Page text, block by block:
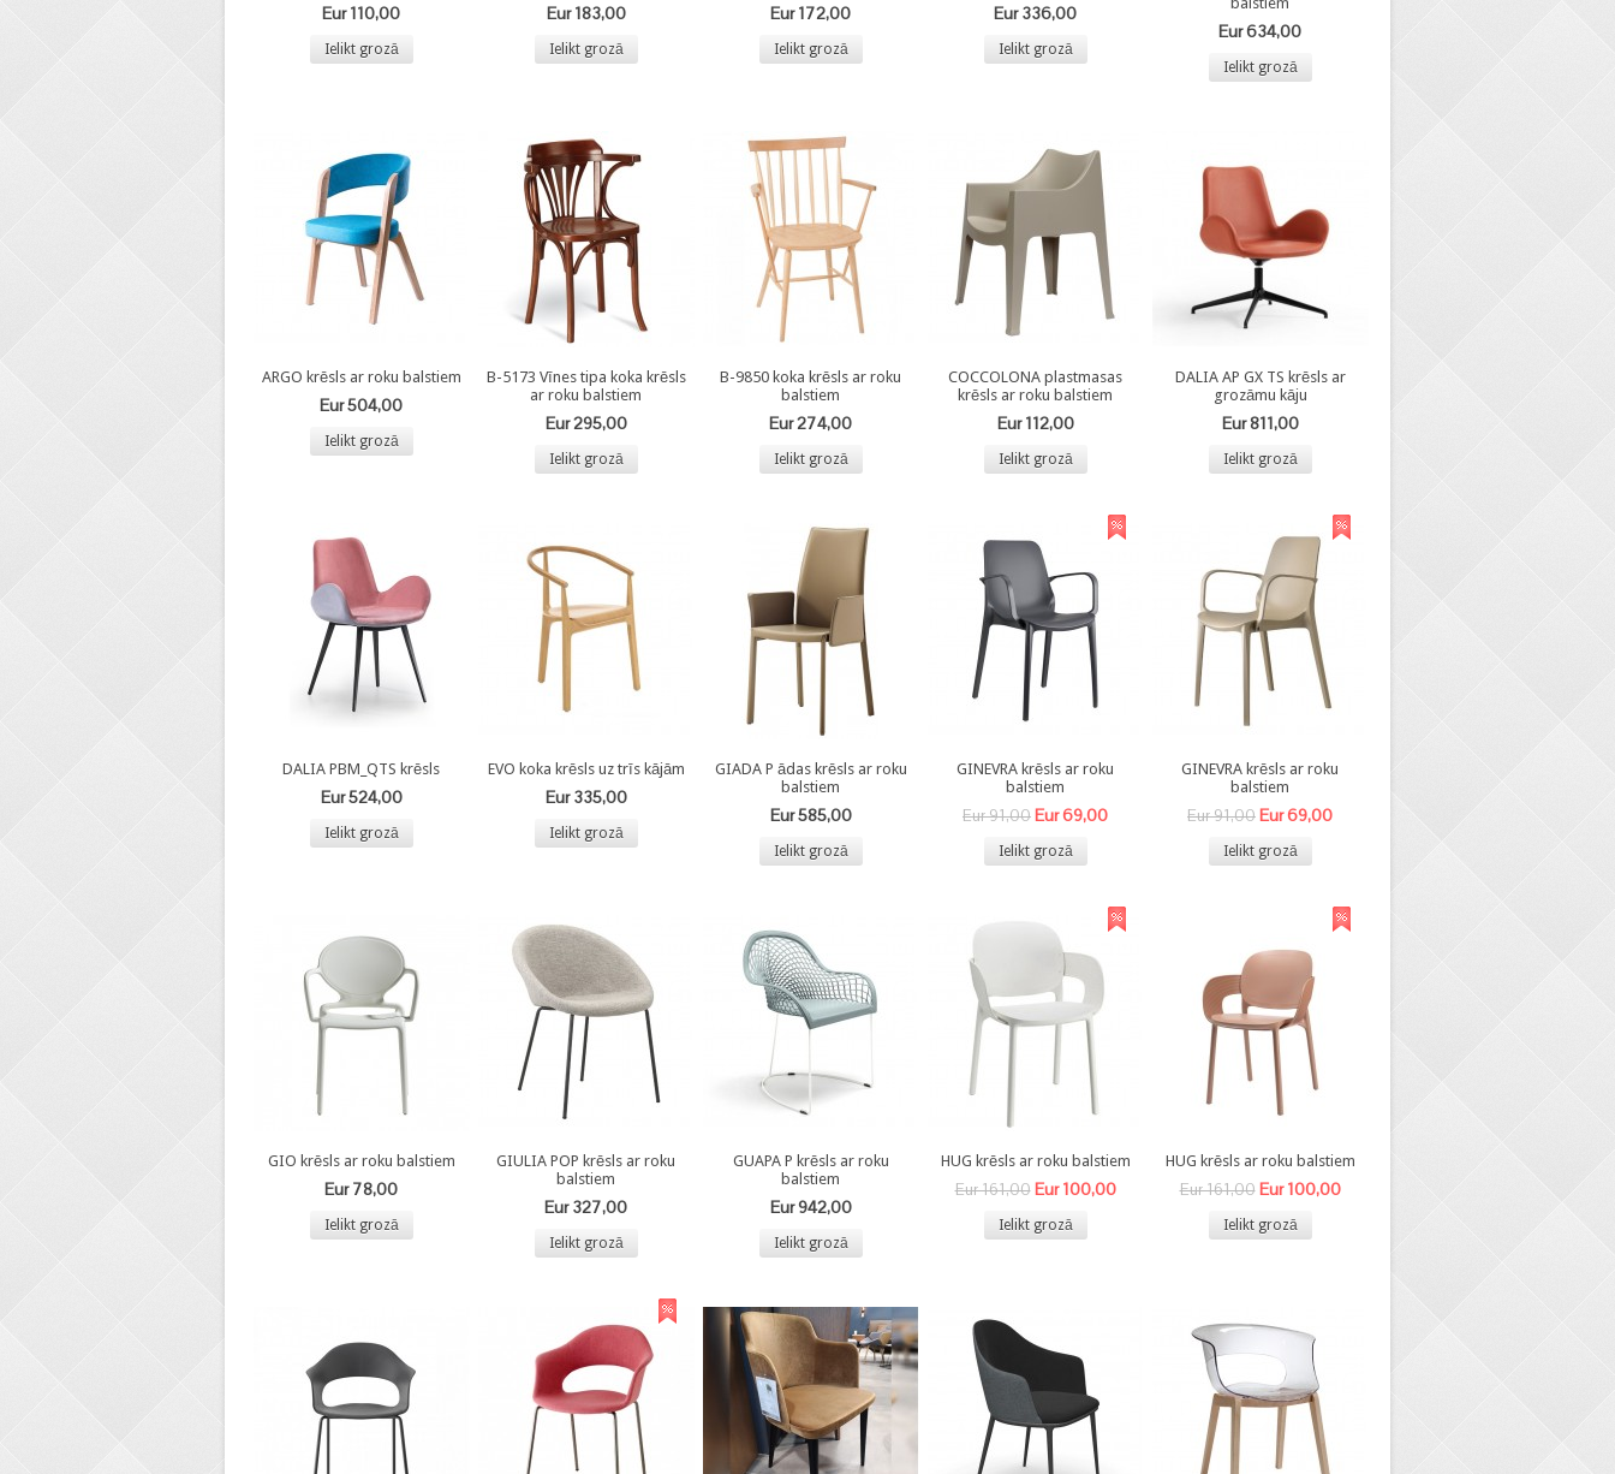
Eur 110,00
Ielikt grozā
Eur 183,00
Ielikt grozā
Eur 172,00
Ielikt grozā
Eur 336,00
Ielikt grozā
Eur 634,00
Ielikt grozā
ARGO krēsls ar roku balstiem
Eur 504,00
Ielikt grozā
B-5173 Vīnes tipa koka krēsls
ar roku balstiem
Eur 295,00
Ielikt grozā
B-9850 koka krēsls ar roku
balstiem
Eur 274,00
Ielikt grozā
COCCOLONA plastmasas
krēsls ar roku balstiem
Eur 112,00
Ielikt grozā
DALIA AP GX TS krēsls ar
grozāmu kāju
Eur 811,00
Ielikt grozā
DALIA PBM_QTS krēsls
Eur 524,00
Ielikt grozā
EVO koka krēsls uz trīs kājām
Eur 335,00
Ielikt grozā
GIADA P ādas krēsls ar roku
balstiem
Eur 585,00
Ielikt grozā
GINEVRA krēsls ar roku
balstiem
Eur 91,00Eur 69,00
Ielikt grozā
GINEVRA krēsls ar roku
balstiem
Eur 91,00Eur 69,00
Ielikt grozā
GIO krēsls ar roku balstiem
Eur 78,00
Ielikt grozā
GIULIA POP krēsls ar roku
balstiem
Eur 327,00
Ielikt grozā
GUAPA P krēsls ar roku
balstiem
Eur 942,00
Ielikt grozā
HUG krēsls ar roku balstiem
Eur 161,00 Eur 100,00
Ielikt grozā
HUG krēsls ar roku balstiem
Eur 161,00 Eur 100,00
Ielikt grozā